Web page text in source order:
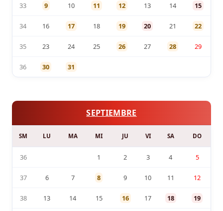
33 9 10 11 12 13 14 15
34 16 17 18 19 20 21 22
35 23 24 25 26 27 28 29
36 30 31
SEPTIEMBRE
SM LU MA MI JU VI SA DO
36 1 2 3 4 5
37 6 7 8 9 10 11 12
38 13 14 15 16 17 18 19